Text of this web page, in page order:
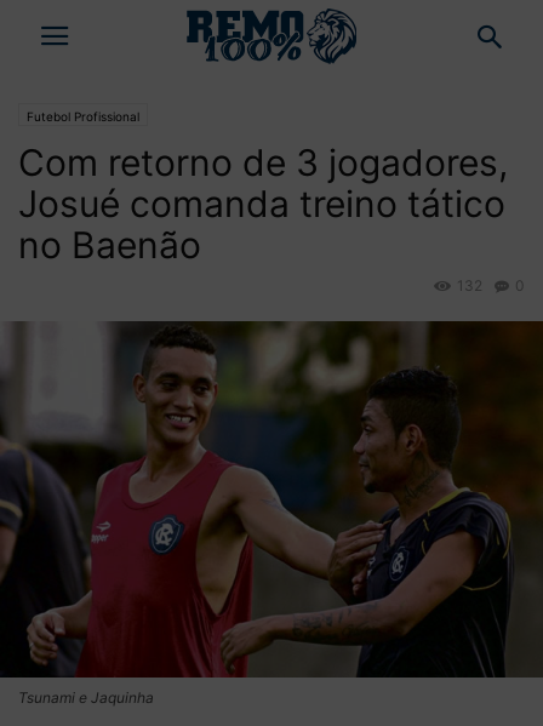
Futebol Profissional
Com retorno de 3 jogadores,
Josué comanda treino tático
no Baenão
0
132
Tsunami e Jaquinha